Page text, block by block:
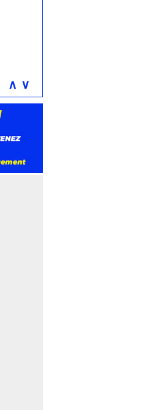
∧ ∨